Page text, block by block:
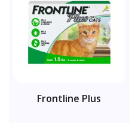
Frontline Plus